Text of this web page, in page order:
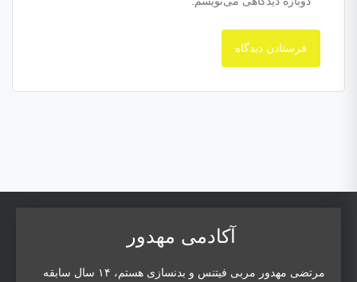
آکادمی مهدور
مرتضی مهدور مربی فیتنس و بدنسازی هستم، ۱۴ سال سابقه